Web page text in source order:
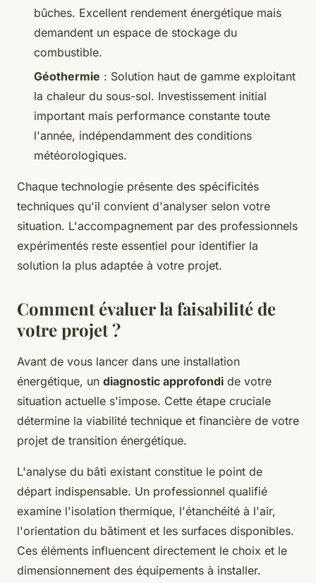
bûches. Excellent rendement énergétique mais
demandent un espace de stockage du
combustible.
Géothermie : Solution haut de gamme exploitant
la chaleur du sous-sol. Investissement initial
important mais performance constante toute
l'année, indépendamment des conditions
météorologiques.
Chaque technologie présente des spécificités
techniques qu'il convient d'analyser selon votre
situation. L'accompagnement par des professionnels
expérimentés reste essentiel pour identifier la
solution la plus adaptée à votre projet.
Comment évaluer la faisabilité de
votre projet ?
Avant de vous lancer dans une installation
énergétique, un diagnostic approfondi de votre
situation actuelle s'impose. Cette étape cruciale
détermine la viabilité technique et financière de votre
projet de transition énergétique.
L'analyse du bâti existant constitue le point de
départ indispensable. Un professionnel qualifié
examine l'isolation thermique, l'étanchéité à l'air,
l'orientation du bâtiment et les surfaces disponibles.
Ces éléments influencent directement le choix et le
dimensionnement des équipements à installer.